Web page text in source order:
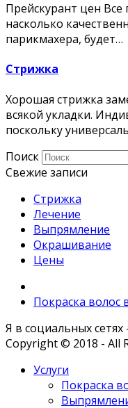
Прейскурант цен
насколько
парикмахера, будет…
Стрижка
Хорошая стрижка
всякой укладки.
поскольку
Поиск
Свежие записи
Стрижка
Лечение
Выпрямление
Окрашивание
Цены
Покраска волос
Я в социальных сетях
Copyright © 2018 - All
Услуги
Покраска